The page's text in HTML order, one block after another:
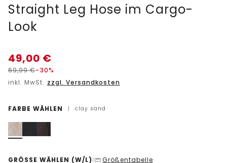
Straight Leg Hose im Cargo-
Look
49,00 €
69,99€-30%
inkl. MwSt. zzgl. Versandkosten
FARBE WÄHLEN | clay sand
GRÖSSE WÄHLEN (W/L) | Größentabelle